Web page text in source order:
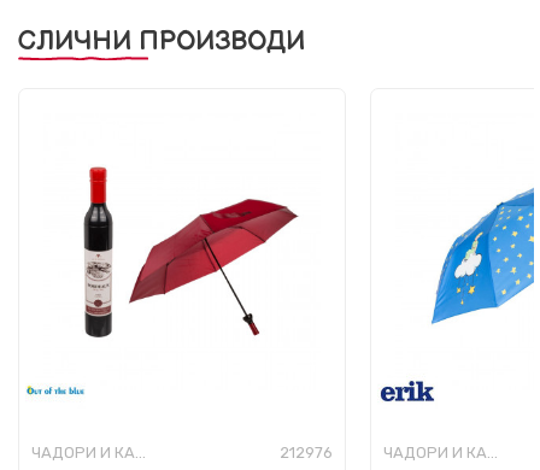
СЛИЧНИ ПРОИЗВОДИ
ЧАДОРИ И КАБАНИЦИ 212976 ЧАДОРИ И КАБАНИЦИ